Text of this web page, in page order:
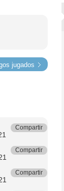
jugados
Compartir
Compartir
Compartir